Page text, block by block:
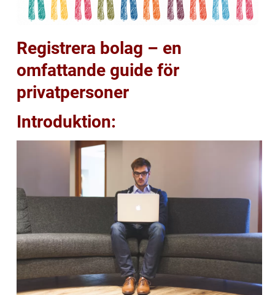
Registrera bolag – en
omfattande guide för
privatpersoner
Introduktion: